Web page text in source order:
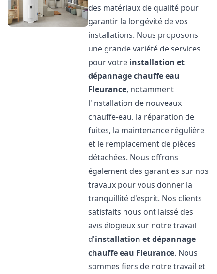
des matériaux de qualité pour
garantir la longévité de vos
installations. Nous proposons
une grande variété de services
pour votre installation et
dépannage chauffe eau
Fleurance, notamment
l'installation de nouveaux
chauffe-eau, la réparation de
fuites, la maintenance régulière
et le remplacement de pièces
détachées. Nous offrons
également des garanties sur nos
travaux pour vous donner la
tranquillité d'esprit. Nos clients
satisfaits nous ont laissé des
avis élogieux sur notre travail
d'installation et dépannage
chauffe eau Fleurance. Nous
sommes fiers de notre travail et